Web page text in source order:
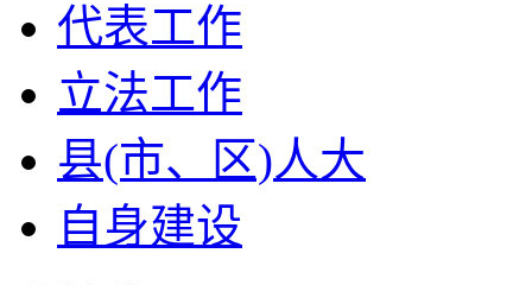
代表工作
立法工作
县(市、区)人大
自身建设